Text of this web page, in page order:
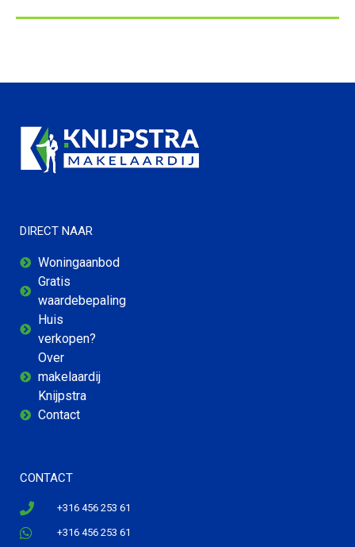
DIRECT NAAR
Woningaanbod
Gratis
waardebepaling
Huis
verkopen?
Over
makelaardij
Knijpstra
Contact
CONTACT
+316 456 253 61
+316 456 253 61